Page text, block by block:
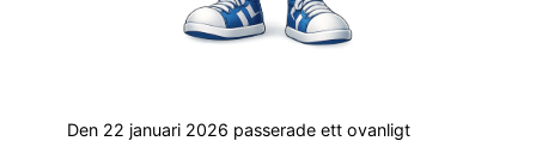
Den 22 januari 2026 passerade ett ovanligt